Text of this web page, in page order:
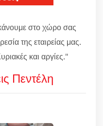
στο χώρο σας
της εταιρείας μας.
και αργίες."
Πεντέλη